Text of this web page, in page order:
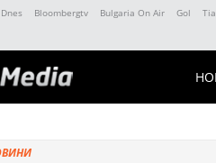
Dnes Bloombergtv Bulgaria On Air Gol